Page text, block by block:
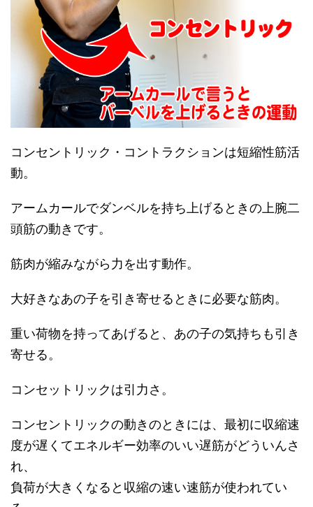
コンセントリック・コントラクションは短縮性筋活
動。
アームカールでダンベルを持ち上げるときの上腕二
頭筋の動きです。
筋肉が縮みながら力を出す動作。
大好きなあの子を引き寄せるときに必要な筋肉。
重い荷物を持ってあげると、あの子の気持ちも引き
寄せる。
コンセットリックは引力さ。
コンセントリックの動きのときには、最初に収縮速
度が遅くてエネルギー効率のいい遅筋がどういんさ
れ、
負荷が大きくなると収縮の速い速筋が使われてい